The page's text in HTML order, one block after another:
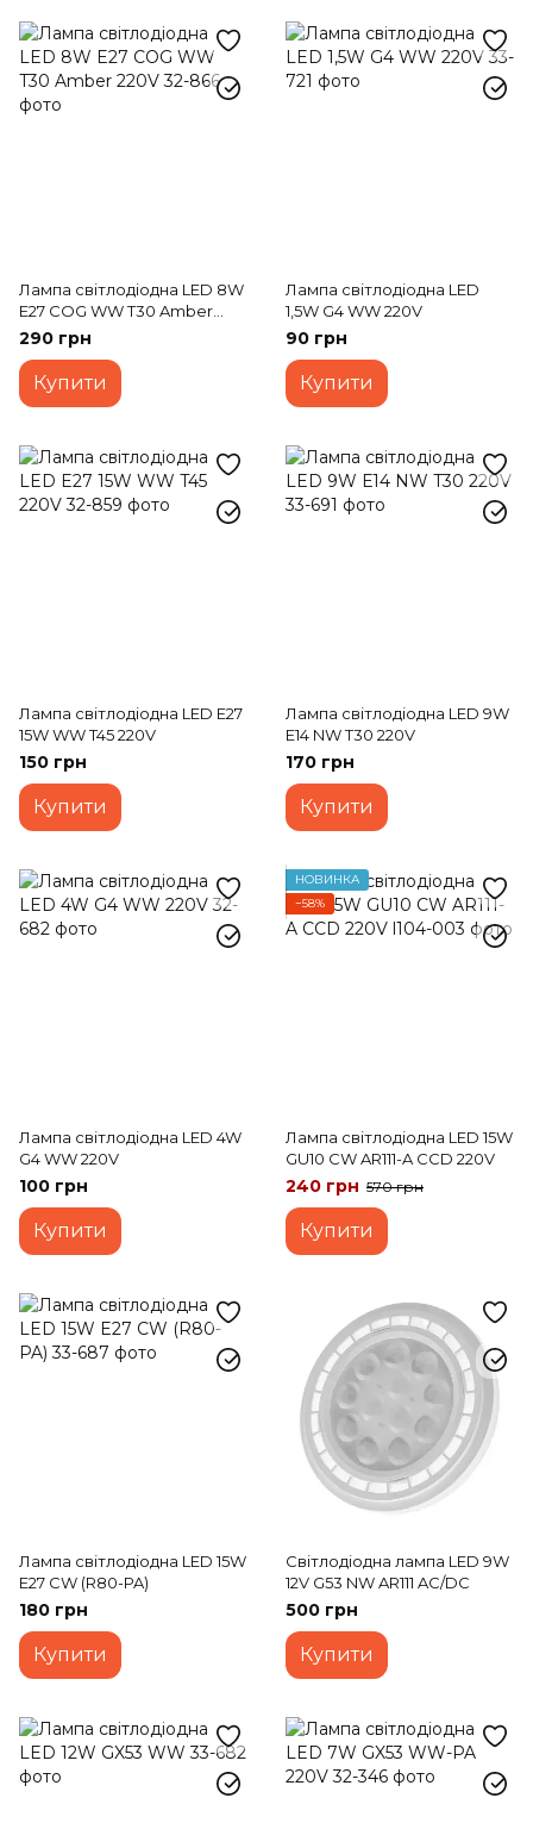
Лампа світлодіодна LED 8W
E27 COG WW T30 Amber
220V
290 грн
Купити
Лампа світлодіодна LED
1,5W G4 WW 220V
90 грн
Купити
Лампа світлодіодна LED E27
15W WW T45 220V
150 грн
Купити
Лампа світлодіодна LED 9W
Е14 NW T30 220V
170 грн
Купити
Лампа світлодіодна LED 4W
G4 WW 220V
100 грн
Купити
НОВИНКА
−58%
Лампа світлодіодна LED 15W
GU10 CW AR111-A CCD 220V
240 грн 570 грн
Купити
Лампа світлодіодна LED 15W
E27 CW (R80-PA)
180 грн
Купити
Світлодіодна лампа LED 9W
12V G53 NW AR111 AC/DC
500 грн
Купити